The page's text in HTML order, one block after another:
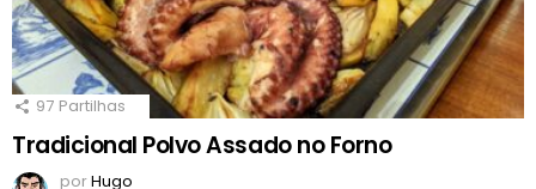
97 Partilhas
Tradicional Polvo Assado no Forno
porHugo